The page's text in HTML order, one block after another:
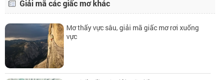
Giải mã các giấc mơ khác
Mơ thấy vực sâu, giải mã giấc mơ rơi xuống
vực